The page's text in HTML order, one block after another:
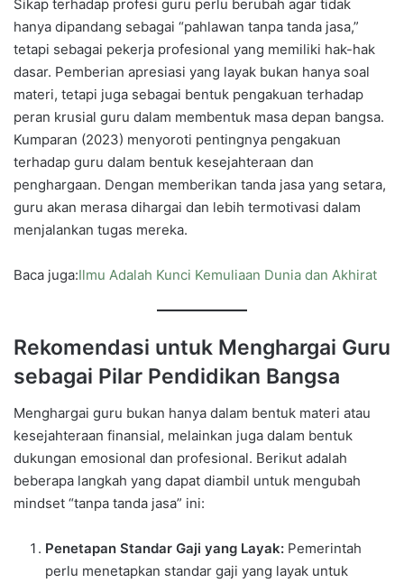
Sikap terhadap profesi guru perlu berubah agar tidak
hanya dipandang sebagai “pahlawan tanpa tanda jasa,”
tetapi sebagai pekerja profesional yang memiliki hak-hak
dasar. Pemberian apresiasi yang layak bukan hanya soal
materi, tetapi juga sebagai bentuk pengakuan terhadap
peran krusial guru dalam membentuk masa depan bangsa.
Kumparan (2023) menyoroti pentingnya pengakuan
terhadap guru dalam bentuk kesejahteraan dan
penghargaan. Dengan memberikan tanda jasa yang setara,
guru akan merasa dihargai dan lebih termotivasi dalam
menjalankan tugas mereka.
Baca juga:Ilmu Adalah Kunci Kemuliaan Dunia dan Akhirat
Rekomendasi untuk Menghargai Guru
sebagai Pilar Pendidikan Bangsa
Menghargai guru bukan hanya dalam bentuk materi atau
kesejahteraan finansial, melainkan juga dalam bentuk
dukungan emosional dan profesional. Berikut adalah
beberapa langkah yang dapat diambil untuk mengubah
mindset “tanpa tanda jasa” ini:
Penetapan Standar Gaji yang Layak: Pemerintah
perlu menetapkan standar gaji yang layak untuk